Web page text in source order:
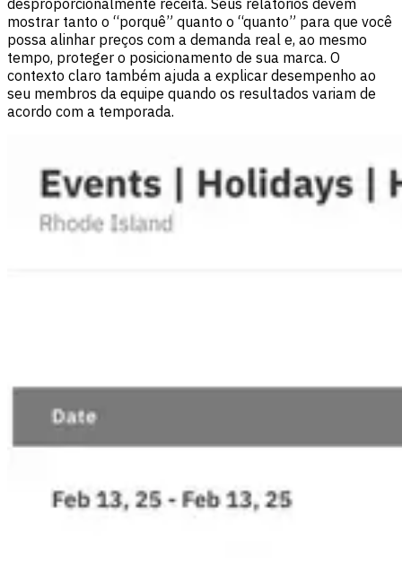
desproporcionalmente receita. Seus relatórios devem
mostrar tanto o “porquê” quanto o “quanto” para que você
possa alinhar preços com a demanda real e, ao mesmo
tempo, proteger o posicionamento de sua marca. O
contexto claro também ajuda a explicar desempenho ao
seu membros da equipe quando os resultados variam de
acordo com a temporada.